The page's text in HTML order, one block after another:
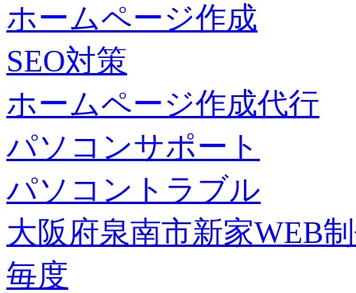
ホームページ作成
SEO対策
ホームページ作成代行
パソコンサポート
パソコントラブル
大阪府泉南市新家WEB
毎度